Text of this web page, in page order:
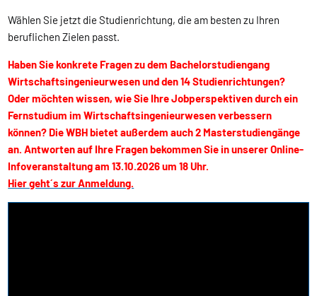
Wählen Sie jetzt die Studienrichtung, die am besten zu Ihren
beruflichen Zielen passt.
Haben Sie konkrete Fragen zu dem Bachelorstudiengang
Wirtschaftsingenieurwesen und den 14 Studienrichtungen?
Oder möchten wissen, wie Sie Ihre Jobperspektiven durch ein
Fernstudium im Wirtschaftsingenieurwesen verbessern
können? Die WBH bietet außerdem auch 2 Masterstudiengänge
an. Antworten auf Ihre Fragen bekommen Sie in unserer Online-
Infoveranstaltung am 13.10.2026 um 18 Uhr.
Hier geht´s zur Anmeldung.